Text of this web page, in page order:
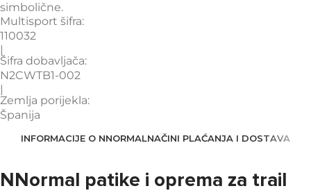
simbolične.
Multisport šifra:
110032
Šifra dobavljača:
N2CWTB1-002
Zemlja porijekla:
Španija
INFORMACIJE O NNORMALNAČINI PLAĆANJA I DOSTAVA
NNormal patike i oprema za trail